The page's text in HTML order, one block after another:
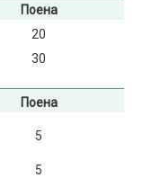
Поена
20
30
Поена
5
5